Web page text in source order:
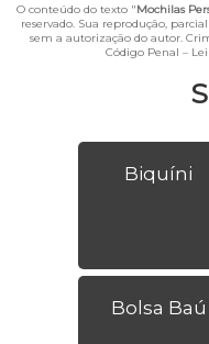
Biquíni
Bolsa Baú
O conteúdo do texto "Mochilas
reservado. Sua reprodução,
sem a autorização do autor.
Código Penal –